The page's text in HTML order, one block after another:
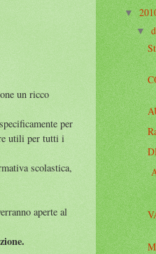
un ricco
per
utili per tutti i
scolastica,
aperte al
▼
▼